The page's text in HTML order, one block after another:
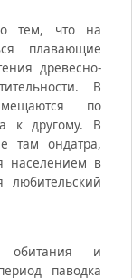
тем, что на
плавающие
древесно-
В
по
к другому. В
там ондатра,
населением в
любительский
обитания и
паводка